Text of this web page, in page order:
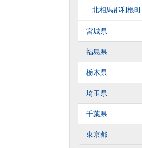
北相馬郡利根町
宮城県
福島県
栃木県
埼玉県
千葉県
東京都